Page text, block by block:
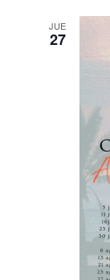
JUE
27